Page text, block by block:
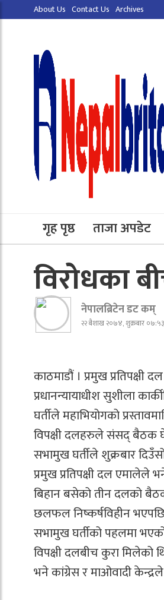
About Us Contact Us Archives
गृह पृष्ठ ताजा अपडेट
विरोधका
नेपालब्रिटेन डट कम्
२२ बैशाख २०७४, शुक्रबार ०७:५३
काठमाडौं । प्रमुख प्रतिपक्षी
प्रधानन्यायाधीश सुशीला
घर्तीले महाभियोगको
विपक्षी दलहरुले संसद् बैठक
सभामुख घर्तीले शुक्रबार
प्रमुख प्रतिपक्षी दल
बिहान बसेको तीन दलको
छलफल निष्कर्षविहीन भएपछि
सभामुख घर्तीको पहलमा
विपक्षी दलबीच कुरा मिलेको
भने कांग्रेस र माओवादी